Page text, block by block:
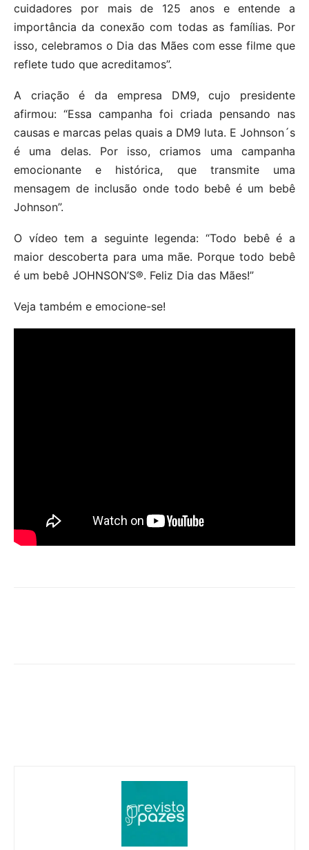
cuidadores por mais de 125 anos e entende a
importância da conexão com todas as famílias. Por
isso, celebramos o Dia das Mães com esse filme que
reflete tudo que acreditamos”.
A criação é da empresa DM9, cujo presidente
afirmou: “Essa campanha foi criada pensando nas
causas e marcas pelas quais a DM9 luta. E Johnson´s
é uma delas. Por isso, criamos uma campanha
emocionante e histórica, que transmite uma
mensagem de inclusão onde todo bebê é um bebê
Johnson”.
O vídeo tem a seguinte legenda: “Todo bebê é a
maior descoberta para uma mãe. Porque todo bebê
é um bebê JOHNSON’S®. Feliz Dia das Mães!”
Veja também e emocione-se!